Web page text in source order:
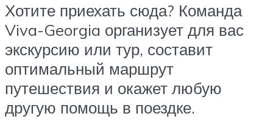
Хотите приехать сюда? Команда
Viva-Georgia организует для вас
экскурсию или тур, составит
оптимальный маршрут
путешествия и окажет любую
другую помощь в поездке.